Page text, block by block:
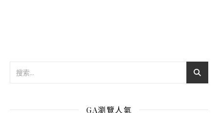
GA瀏覽人氣